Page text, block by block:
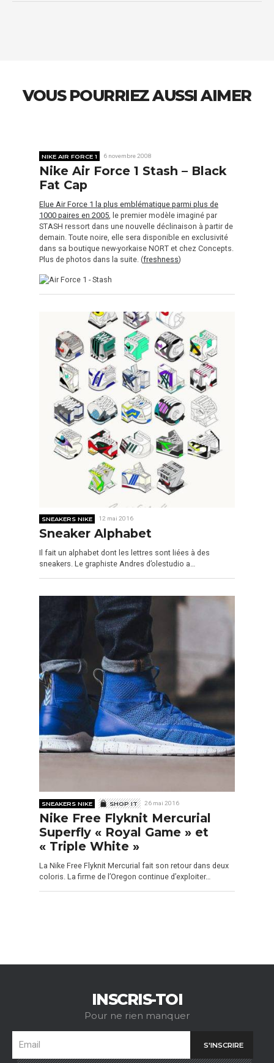
VOUS POURRIEZ AUSSI AIMER
NIKE AIR FORCE 1 6 novembre 2008
Nike Air Force 1 Stash – Black
Fat Cap
Elue Air Force 1 la plus emblématique parmi plus de
1000 paires en 2005 , le premier modèle imaginé par
STASH ressort dans une nouvelle déclinaison à partir de
demain. Toute noire, elle sera disponible en exclusivité
dans sa boutique new-yorkaise NORT et chez Concepts.
Plus de photos dans la suite. (freshness)
SNEAKERS NIKE 12 mai 2016
Sneaker Alphabet
Il fait un alphabet dont les lettres sont liées à des
sneakers. Le graphiste Andres d’olestudio a…
SNEAKERS NIKE SHOP IT 26 mai 2016
Nike Free Flyknit Mercurial
Superfly « Royal Game » et
« Triple White »
La Nike Free Flyknit Mercurial fait son retour dans deux
coloris. La firme de l’Oregon continue d’exploiter…
INSCRIS-TOI
Pour ne rien manquer